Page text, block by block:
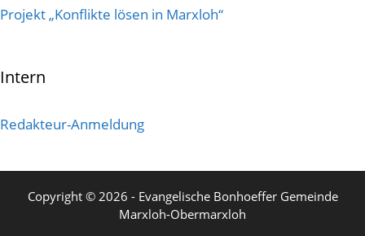
Projekt „Konflikte lösen in Marxloh“
Intern
Redakteur-Anmeldung
Copyright © 2026 - Evangelische Bonhoeffer Gemeinde
Marxloh-Obermarxloh